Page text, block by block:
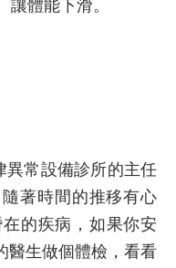
體能下滑。
異常設備診所的主任
隨著時間的推移有心
的疾病，如果你安
醫生做個體檢，看看